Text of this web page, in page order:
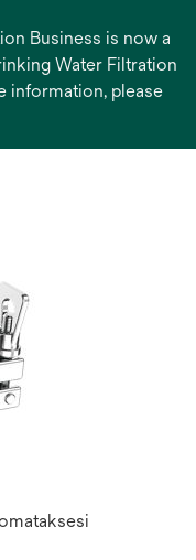
Business is now a
Water Filtration
information, please